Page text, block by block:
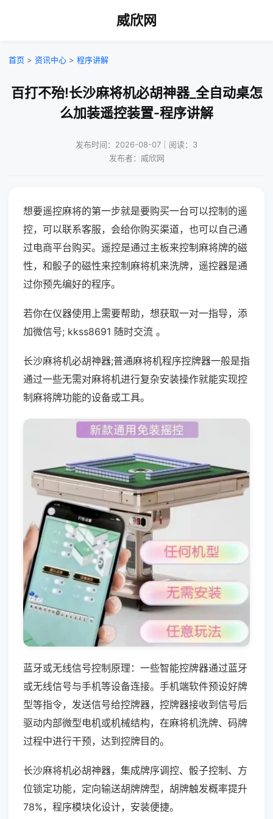
威欣网
首页 > 资讯中心 > 程序讲解
百打不殆!长沙麻将机必胡神器_全自动桌怎
么加装遥控装置-程序讲解
发布时间：2026-08-07｜阅读：3
发布者：威欣网
想要遥控麻将的第一步就是要购买一台可以控制的遥
控，可以联系客服，会给你购买渠道，也可以自己通
过电商平台购买。遥控是通过主板来控制麻将牌的磁
性，和骰子的磁性来控制麻将机来洗牌，遥控器是通
过你预先编好的程序。
若你在仪器使用上需要帮助，想获取一对一指导，添
加微信号; kkss8691 随时交流 。
长沙麻将机必胡神器;普通麻将机程序控牌器一般是指
通过一些无需对麻将机进行复杂安装操作就能实现控
制麻将牌功能的设备或工具。
蓝牙或无线信号控制原理：一些智能控牌器通过蓝牙
或无线信号与手机等设备连接。手机端软件预设好牌
型等指令，发送信号给控牌器，控牌器接收到信号后
驱动内部微型电机或机械结构，在麻将机洗牌、码牌
过程中进行干预，达到控牌目的。
长沙麻将机必胡神器，集成牌序调控、骰子控制、方
位锁定功能，定向输送胡牌牌型，胡牌触发概率提升
78%，程序模块化设计，安装便捷。